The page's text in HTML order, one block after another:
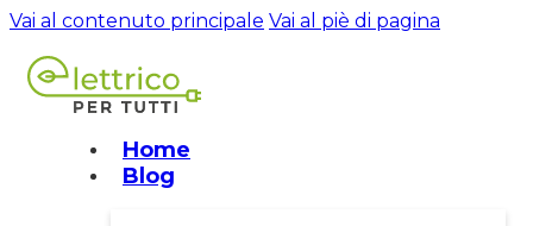
Vai al contenuto principale Vai al piè di pagina
Home
Blog